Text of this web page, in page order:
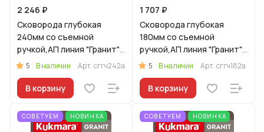
2 246 ₽
Сковорода глубокая
240мм со съемной
ручкой,АП линия "Гранит"
(черный)
5 В наличии Арт.сггч242а
В корзину
1 707 ₽
Сковорода глубокая
180мм со съемной
ручкой,АП линия "Гранит"
(черный)
5 В наличии Арт.сггч182а
В корзину
СОВЕТУЕМ НОВИНКА СОВЕТУЕМ НОВИНКА